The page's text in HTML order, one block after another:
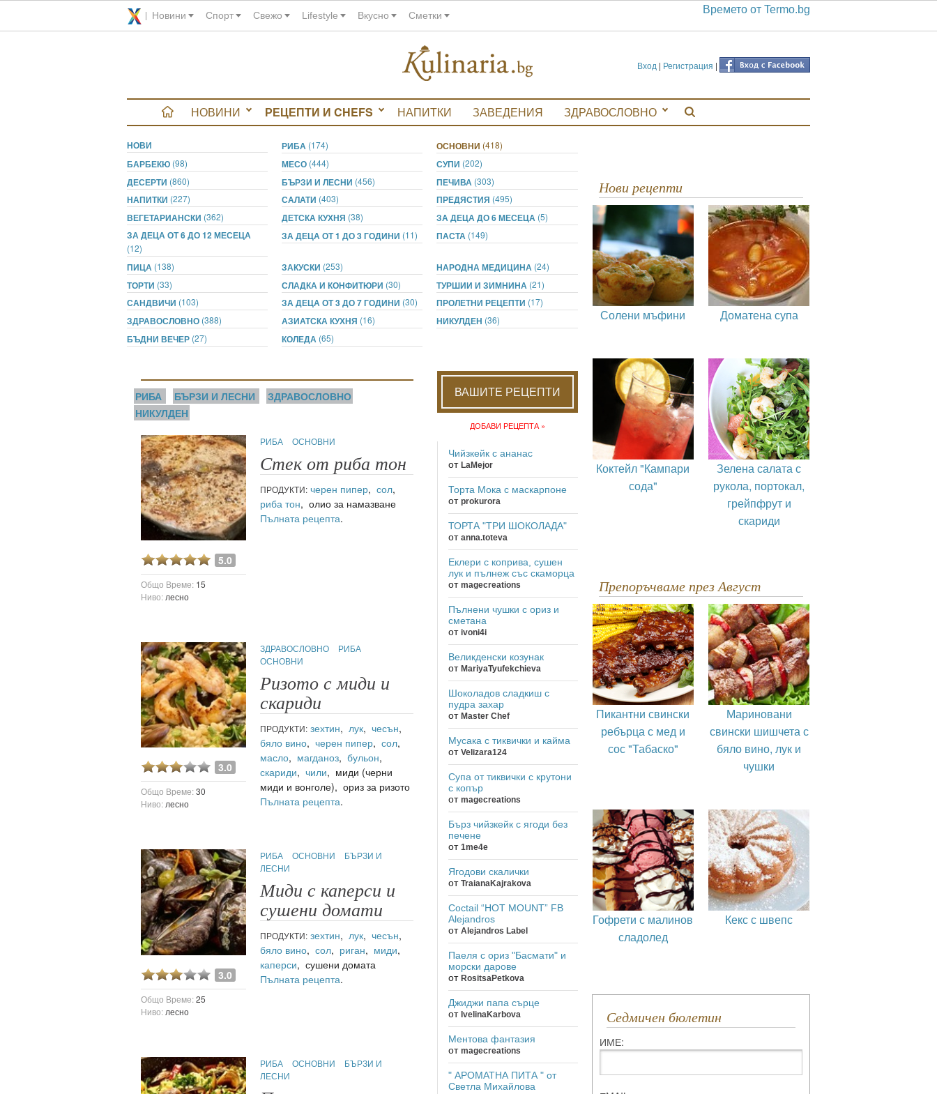
Новини Спорт Свежо Lifestyle Вкусно Сметки Времето от Termo.bg
Вход | Регистрация |
НОВИНИ РЕЦЕПТИ И CHEFS НАПИТКИ ЗАВЕДЕНИЯ ЗДРАВОСЛОВНО
НОВИ РИБА (174) ОСНОВНИ (418)
БАРБЕКЮ (98) МЕСО (444) СУПИ (202)
ДЕСЕРТИ (860) БЪРЗИ И ЛЕСНИ (456) ПЕЧИВА (303)
НАПИТКИ (227) САЛАТИ (403) ПРЕДЯСТИЯ (495)
ВЕГЕТАРИАНСКИ (362) ДЕТСКА КУХНЯ (38) ЗА ДЕЦА ДО 6 МЕСЕЦА (5)
ЗА ДЕЦА ОТ 6 ДО 12 МЕСЕЦА
(12)
ЗА ДЕЦА ОТ 1 ДО 3 ГОДИНИ (11) ПАСТА (149)
ПИЦА (138) ЗАКУСКИ (253) НАРОДНА МЕДИЦИНА (24)
ТОРТИ (33) СЛАДКА И КОНФИТЮРИ (30) ТУРШИИ И ЗИМНИНА (21)
САНДВИЧИ (103) ЗА ДЕЦА ОТ 3 ДО 7 ГОДИНИ (30) ПРОЛЕТНИ РЕЦЕПТИ (17)
ЗДРАВОСЛОВНО (388) АЗИАТСКА КУХНЯ (16) НИКУЛДЕН (36)
БЪДНИ ВЕЧЕР (27) КОЛЕДА (65)
РИБА БЪРЗИ И ЛЕСНИ
ЗДРАВОСЛОВНО
НИКУЛДЕН
5.0
Общо Време: 15
Ниво: лесно
РИБА ОСНОВНИ
Стек от риба тон
ПРОДУКТИ: черен пипер,сол,
риба тон, олио за намазване
Пълната рецепта.
3.0
Общо Време:30
Ниво: лесно
ЗДРАВОСЛОВНО
РИБА
ОСНОВНИ
Ризото с миди и
скариди
ПРОДУКТИ: зехтин,лук,чесън,
бяло вино,черен пипер,сол,
масло, магданоз,бульон,
скариди,чили, миди (черни
миди и вонголе), ориз за ризото
Пълната рецепта.
3.0
Общо Време:25
Ниво: лесно
РИБА ОСНОВНИ
БЪРЗИ И
ЛЕСНИ
Миди с каперси и
сушени домати
ПРОДУКТИ: зехтин,лук,чесън,
бяло вино,сол, риган, миди,
каперси, сушени домата
Пълната рецепта.
РИБА ОСНОВНИ
БЪРЗИ И
ЛЕСНИ
ВАШИТЕ РЕЦЕПТИ
ДОБАВИ РЕЦЕПТА »
Чийзкейк с ананас
от LaMejor
Торта Мока с маскарпоне
от prokurora
ТОРТА "ТРИ ШОКОЛАДА"
от anna.toteva
Еклери с коприва, сушен
лук и пълнеж със скаморца
от magecreations
Пълнени чушки с ориз и
сметана
от ivoni4i
Великденски козунак
от MariyaTyufekchieva
Шоколадов сладкиш с
пудра захар
от Master Chef
Мусака с тиквички и кайма
от Velizara124
Супа от тиквички с крутони
с копър
от magecreations
Бърз чийзкейк с ягоди без
печене
от 1me4e
Ягодови скалички
от TraianaKajrakova
Coctail “HOT MOUNT” FB
Alejandros
от Alejandros Label
Паеля с ориз "Басмати" и
морски дарове
от RositsaPetkova
Джиджи папа сърце
от IvelinaKarbova
Ментова фантазия
от magecreations
" АРОМАТНА ПИТА " от
Светла Михайлова
Нови рецепти
Солени мъфини Доматена супа
Коктейл "Кампари
сода"
Зелена салата с
рукола, портокал,
грейпфрут и
скариди
Препоръчваме през Август
Пикантни свински
ребърца с мед и
сос "Табаско"
Мариновани
свински шишчета с
бяло вино, лук и
чушки
Гофрети с малинов
сладолед
Кекс с швепс
Седмичен бюлетин
ИМЕ: